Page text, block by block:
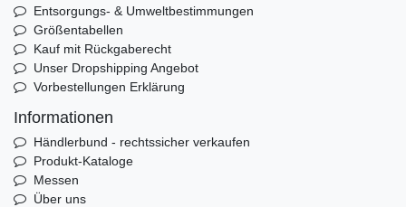
Entsorgungs- & Umweltbestimmungen
Größentabellen
Kauf mit Rückgaberecht
Unser Dropshipping Angebot
Vorbestellungen Erklärung
Informationen
Händlerbund - rechtssicher verkaufen
Produkt-Kataloge
Messen
Über uns